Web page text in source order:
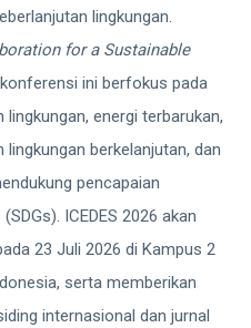
lingkungan.
for a Sustainable
ini berfokus pada
energi terbarukan,
berkelanjutan, dan
pencapaian
ICEDES 2026 akan
23 Juli 2026 di Kampus 2
serta memberikan
internasional dan jurnal